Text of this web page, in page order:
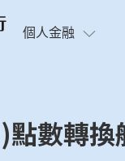
個人金融
數轉換